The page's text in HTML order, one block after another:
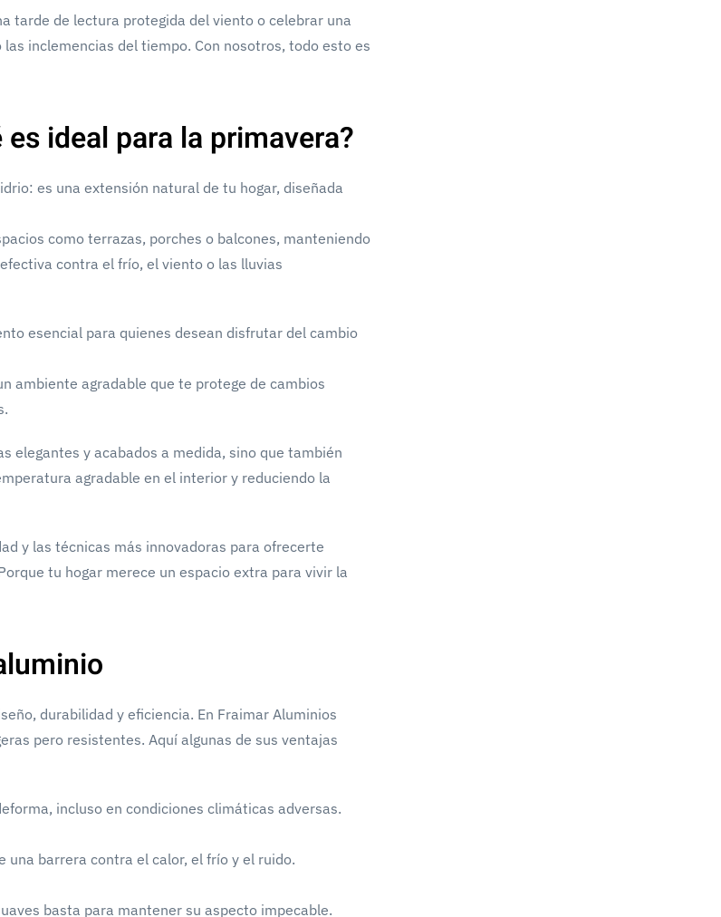
tarde de lectura protegida del viento o celebrar una
inclemencias del tiempo. Con nosotros, todo esto es
ideal para la primavera?
es una extensión natural de tu hogar, diseñada
como terrazas, porches o balcones, manteniendo
contra el frío, el viento o las lluvias
esencial para quienes desean disfrutar del cambio
ambiente agradable que te protege de cambios
elegantes y acabados a medida, sino que también
agradable en el interior y reduciendo la
y las técnicas más innovadoras para ofrecerte
tu hogar merece un espacio extra para vivir la
durabilidad y eficiencia. En Fraimar Aluminios
pero resistentes. Aquí algunas de sus ventajas
incluso en condiciones climáticas adversas.
una barrera contra el calor, el frío y el ruido.
basta para mantener su aspecto impecable.